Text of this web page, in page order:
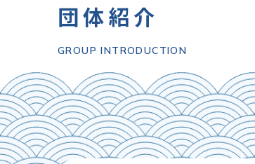
団体紹介
GROUP INTRODUCTION